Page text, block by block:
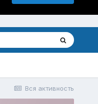
Вся активность